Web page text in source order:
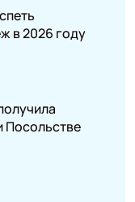
в 2026 году
Посольстве